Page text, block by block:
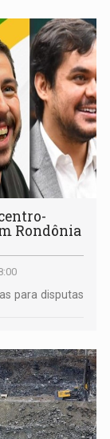
Rondônia
para disputas